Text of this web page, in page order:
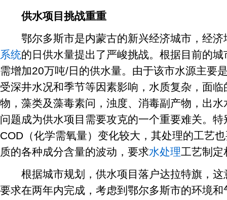
供水项目挑战重重
鄂尔多斯市是内蒙古的新兴经济城市，经济
系统的日供水量提出了严峻挑战。根据目前的
需增加20万吨/日的供水量。由于该市水源主要
受深井水况和季节等因素影响，水质复杂，面
物，藻类及藻毒素问，浊度、消毒副产物，出
问题成为供水项目需要攻克的一个重要难关。
COD（化学需氧量）变化较大，其处理的工艺
质的各种成分含量的波动，要求水处理工艺制定
根据城市规划，供水项目落户达拉特旗，这
要求在两年内完成，考虑到鄂尔多斯市的环境